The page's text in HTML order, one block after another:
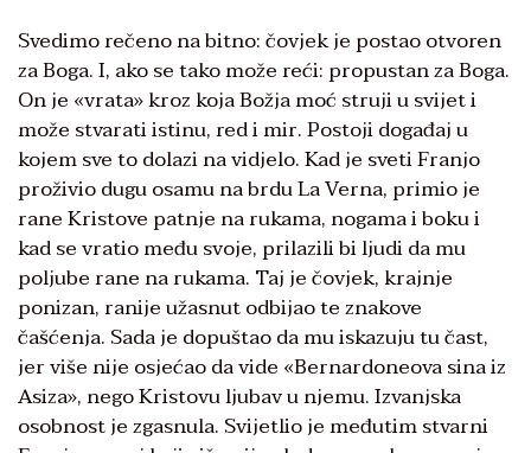
Svedimo rečeno na bitno: čovjek je postao otvoren
za Boga. I, ako se tako može reći: propustan za Boga.
On je «vrata» kroz koja Božja moć struji u svijet i
može stvarati istinu, red i mir. Postoji događaj u
kojem sve to dolazi na vidjelo. Kad je sveti Franjo
proživio dugu osamu na brdu La Verna, primio je
rane Kristove patnje na rukama, nogama i boku i
kad se vratio među svoje, prilazili bi ljudi da mu
poljube rane na rukama. Taj je čovjek, krajnje
ponizan, ranije užasnut odbijao te znakove
čašćenja. Sada je dopuštao da mu iskazuju tu čast,
jer više nije osjećao da vide «Bernardoneova sina iz
Asiza», nego Kristovu ljubav u njemu. Izvanjska
osobnost je zgasnula. Svijetlio je međutim stvarni